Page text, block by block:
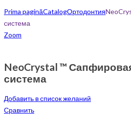
Prima paginăCatalogОртодонтия
система
Zoom
NeoCrystal ™
система
Добавить в список желаний
Сравнить